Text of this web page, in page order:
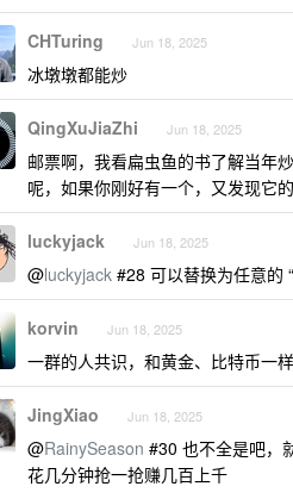
CHTuring Jun 18, 2025
冰墩墩都能炒
QingXuJiaZhi Jun 18, 2025
邮票啊，我看扁虫鱼的书了解当年
呢，如果你刚好有一个，又发现它
luckyjack Jun 18, 2025
@luckyjack #28 可以替换为任意的
korvin Jun 18, 2025
一群的人共识，和黄金、比特币一样
JingXiao Jun 18, 2025
@RainySeason #30 也不全是吧，
花几分钟抢一抢赚几百上千